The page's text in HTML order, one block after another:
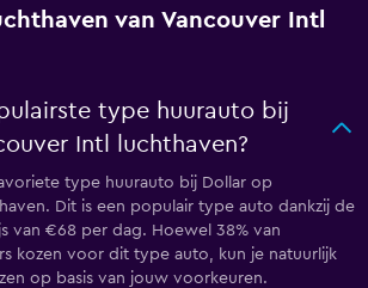
van Vancouver Intl
type huurauto bij
Intl luchthaven?
type huurauto bij Dollar op
Dit is een populair type auto dankzij de
van €68 per dag. Hoewel 38% van
kozen voor dit type auto, kun je natuurlijk
op basis van jouw voorkeuren.